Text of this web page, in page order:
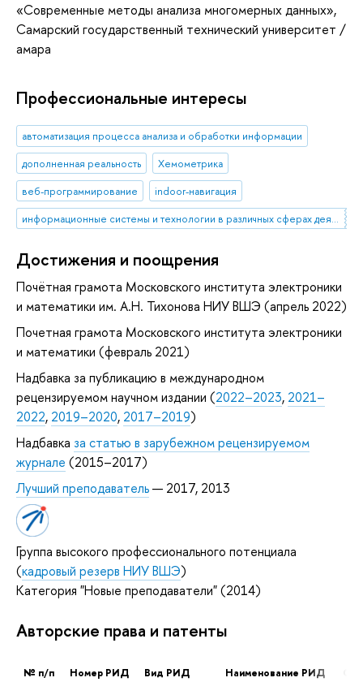
«Современные методы анализа многомерных данных»,
Самарский государственный технический университет /
амара
Профессиональные интересы
автоматизация процесса анализа и обработки информации
дополненная реальность
Хемометрика
веб-программирование
indoor-навигация
информационные системы и технологии в различных сферах деятельности
Достижения и поощрения
Почётная грамота Московского института электроники
и математики им. А.Н. Тихонова НИУ ВШЭ (апрель 2022)
Почетная грамота Московского института электроники
и математики (февраль 2021)
Надбавка за публикацию в международном
рецензируемом научном издании (2022–2023, 2021–
2022, 2019–2020, 2017–2019)
Надбавка за статью в зарубежном рецензируемом
журнале (2015–2017)
Лучший преподаватель— 2017, 2013
Группа высокого профессионального потенциала
(кадровый резерв НИУ ВШЭ)
Категория "Новые преподаватели" (2014)
Авторские права и патенты
№ п/п Номер РИД Вид РИД Наименование РИД